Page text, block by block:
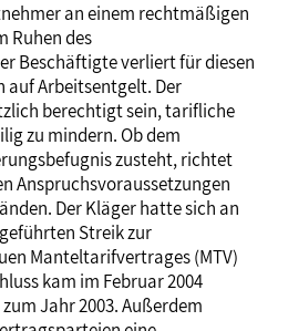
an einem rechtmäßigen
Ruhen des
Beschäftigte verliert für diesen
auf Arbeitsentgelt. Der
berechtigt sein, tarifliche
zu mindern. Ob dem
zusteht, richtet
Anspruchsvoraussetzungen
Der Kläger hatte sich an
Streik zur
Manteltarifvertrages (MTV)
kam im Februar 2004
Jahr 2003. Außerdem